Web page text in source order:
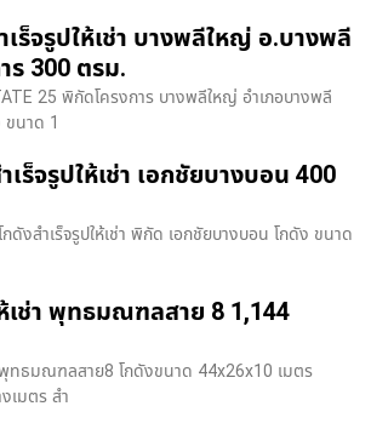
เร็จรูปให้เช่า บางพลีใหญ่ อ.บางพลี
ร 300 ตรม.
25 พิกัดโครงการ บางพลีใหญ่ อำเภอบางพลี
ขนาด 1
เร็จรูปให้เช่า เอกชัยบางบอน 400
กดังสำเร็จรูปให้เช่า พิกัด เอกชัยบางบอน โกดัง ขนาด
เช่า พุทธมณฑลสาย 8 1,144
พุทธมณฑลสาย8 โกดังขนาด 44x26x10 เมตร
เมตร สำ